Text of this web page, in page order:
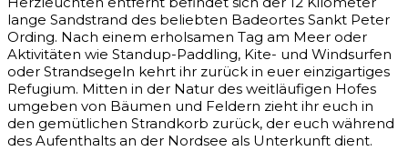
lange Sandstrand des beliebten Badeortes Sankt Peter
Ording. Nach einem erholsamen Tag am Meer oder
Aktivitäten wie Standup-Paddling, Kite- und Windsurfen
oder Strandsegeln kehrt ihr zurück in euer einzigartiges
Refugium. Mitten in der Natur des weitläufigen Hofes
umgeben von Bäumen und Feldern zieht ihr euch in
den gemütlichen Strandkorb zurück, der euch während
des Aufenthalts an der Nordsee als Unterkunft dient.